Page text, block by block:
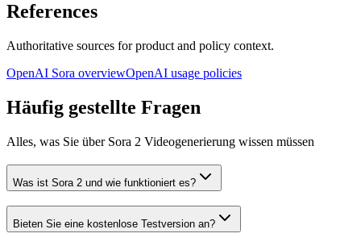
References
Authoritative sources for product and policy context.
OpenAI Sora overviewOpenAI usage policies
Häufig gestellte Fragen
Alles, was Sie über Sora 2 Videogenerierung wissen müssen
Was ist Sora 2 und wie funktioniert es?
Bieten Sie eine kostenlose Testversion an?